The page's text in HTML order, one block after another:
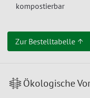
kompostierbar
Zur Bestelltabelle ↑
Ökologische